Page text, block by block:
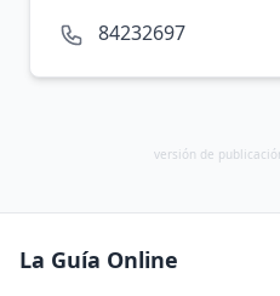
84232697
versión de
La Guía Online